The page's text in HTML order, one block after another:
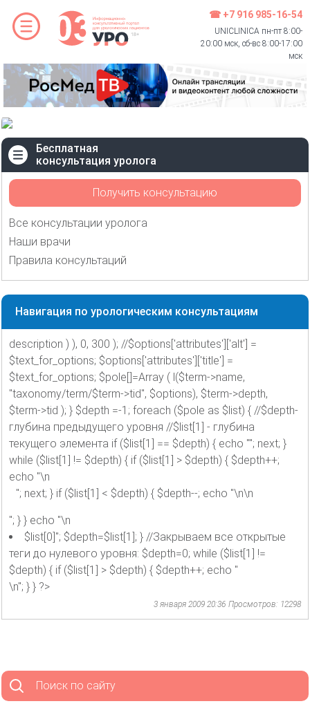
☎ +7 916 985-16-54
UNICLINICA пн-пт 8:00-
20:00 мск, сб-вс 8:00-17:00
мск
Бесплатная
консультация уролога
Получить консультацию
Все консультации уролога
Наши врачи
Правила консультаций
Навигация по урологическим консультациям
description ) ), 0, 300 ); //$options['attributes']['alt'] =
$text_for_options; $options['attributes']['title'] =
$text_for_options; $pole[]=Array ( l($term->name,
"taxonomy/term/$term->tid", $options), $term->depth,
$term->tid ); } $depth =-1; foreach ($pole as $list) { //$depth-
глубина предыдущего уровня //$list[1] - глубина
текущего элемента if ($list[1] == $depth) { echo ""; next; }
while ($list[1] != $depth) { if ($list[1] > $depth) { $depth++;
echo "\n
"; next; } if ($list[1] < $depth) { $depth--; echo "\n\n
"; } } echo "\n
$list[0]"; $depth=$list[1]; } //Закрываем все открытые
теги до нулевого уровня: $depth=0; while ($list[1] !=
$depth) { if ($list[1] > $depth) { $depth++; echo "
\n"; } } ?>
3 января 2009 20:36 Просмотров: 12298
Поиск по сайту